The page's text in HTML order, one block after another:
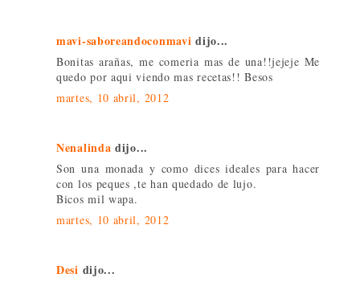
mavi-saboreandoconmavi dijo...
Bonitas arañas, me comeria mas de una!!jejeje Me
quedo por aqui viendo mas recetas!! Besos
martes, 10 abril, 2012
Nenalinda dijo...
Son una monada y como dices ideales para hacer
con los peques ,te han quedado de lujo.
Bicos mil wapa.
martes, 10 abril, 2012
Desi dijo...